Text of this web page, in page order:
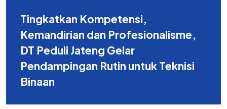
Tingkatkan Kompetensi,
Kemandirian dan Profesionalisme,
DT Peduli Jateng Gelar
Pendampingan Rutin untuk Teknisi
Binaan